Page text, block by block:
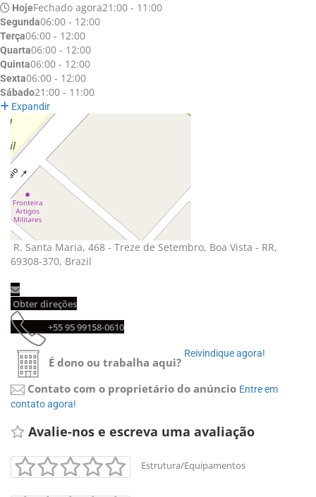
HojeFechado agora21:00 - 11:00
Segunda06:00 - 12:00
Terça06:00 - 12:00
Quarta06:00 - 12:00
Quinta06:00 - 12:00
Sexta06:00 - 12:00
Sábado21:00 - 11:00
Expandir
R. Santa Maria, 468 - Treze de Setembro, Boa Vista - RR,
69308-370, Brazil
Obter direções
+55 95 99158-0610
É dono ou trabalha aqui?
Reivindique agora!
Contato com o proprietário do anúncio Entre em
contato agora!
Avalie-nos e escreva uma avaliação
Estrutura/Equipamentos